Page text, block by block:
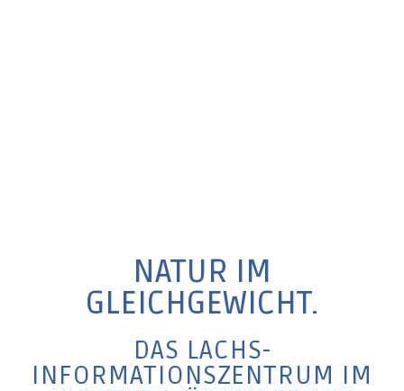
NATUR IM
GLEICHGEWICHT.
DAS LACHS-
INFORMATIONSZENTRUM IM